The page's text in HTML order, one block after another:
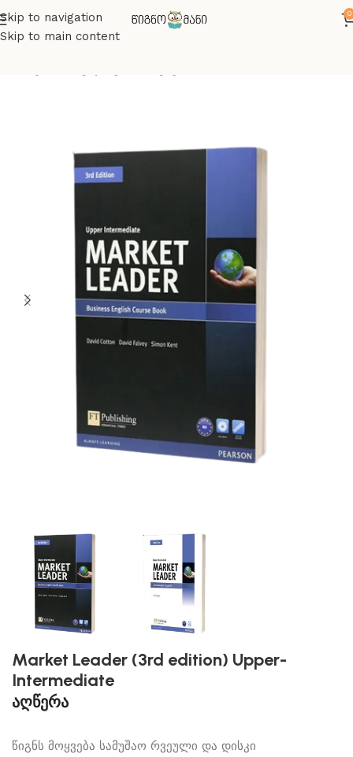
Skip to navigation
Skip to main content
0
Market Leader (3rd edition) Upper-
Intermediate
აღწერა
წიგნს მოყვება სამუშაო რვეული და დისკი